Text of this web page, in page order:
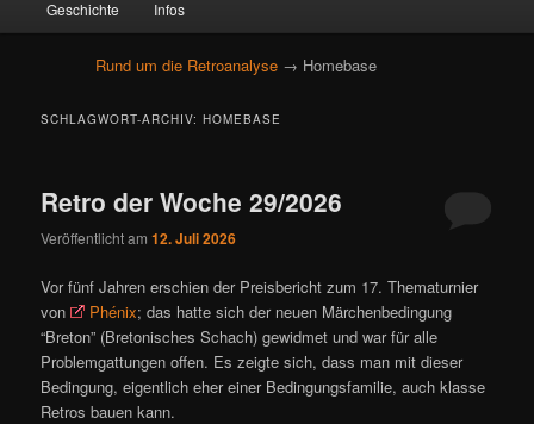
primären
Inhalt
springen
sekundären
Inhalt
springen
Geschichte Infos
Rund um die Retroanalyse → Homebase
SCHLAGWORT-ARCHIV:HOMEBASE
Retro der Woche 29/2026
Veröffentlicht am12. Juli 2026
Vor fünf Jahren erschien der Preisbericht zum 17. Thematurnier
von
Phénix; das hatte sich der neuen Märchenbedingung
“Breton” (Bretonisches Schach) gewidmet und war für alle
Problemgattungen offen. Es zeigte sich, dass man mit dieser
Bedingung, eigentlich eher einer Bedingungsfamilie, auch klasse
Retros bauen kann.